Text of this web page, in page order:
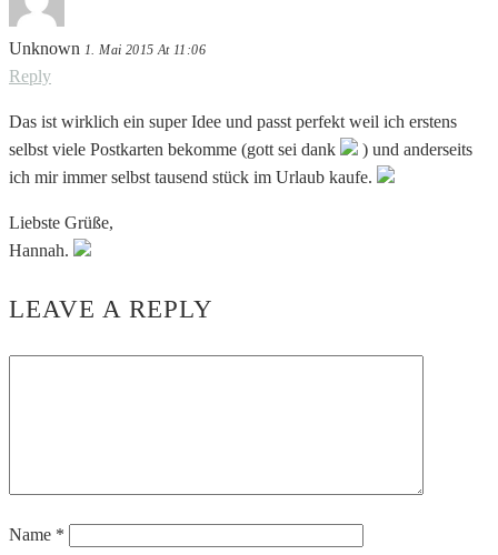
Unknown 1. Mai 2015 At 11:06
Reply
Das ist wirklich ein super Idee und passt perfekt weil ich erstens
selbst viele Postkarten bekomme (gott sei dank
) und anderseits
ich mir immer selbst tausend stück im Urlaub kaufe.
Liebste Grüße,
Hannah.
LEAVE A REPLY
Name *